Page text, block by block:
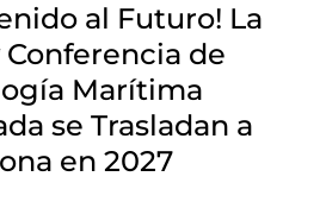
al Futuro! La
Conferencia de
Marítima
se Trasladan a
en 2027